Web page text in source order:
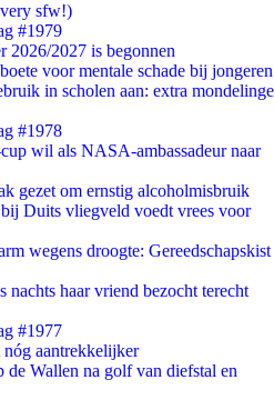
sfw!)
#1979
2026/2027 is begonnen
voor mentale schade bij jongeren
in scholen aan: extra mondelinge
#1978
wil als NASA-ambassadeur naar
gezet om ernstig alcoholmisbruik
Duits vliegveld voedt vrees voor
wegens droogte: Gereedschapskist
nachts haar vriend bezocht terecht
#1977
aantrekkelijker
Wallen na golf van diefstal en